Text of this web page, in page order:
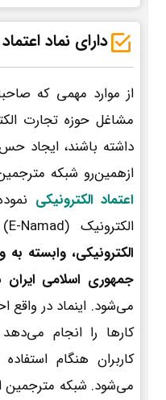
دارای نماد
از موارد مهمی که
مشاغل حوزه تجارت
داشته باشند، ایجاد
ازهمین‌رو شبکه
اعتماد الکترونیکی
الکترونیک (E-Namad) توسط م
الکترونیکی، وابسته
جمهوری اسلامی ایران
می‌شود. اینماد در
کارها را انجام
کاربران هنگام
می‌شود. شبکه مترجمین